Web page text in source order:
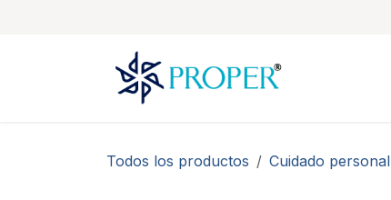
Todos los productos Cuidado personal